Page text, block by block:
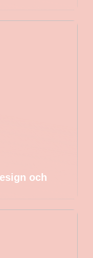
och